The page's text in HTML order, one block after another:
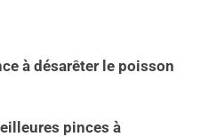
à désarêter le poisson
pinces à